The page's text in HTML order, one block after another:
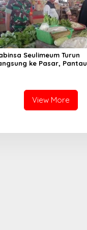
Seulimeum Turun
ke Pasar, Pantau
View More